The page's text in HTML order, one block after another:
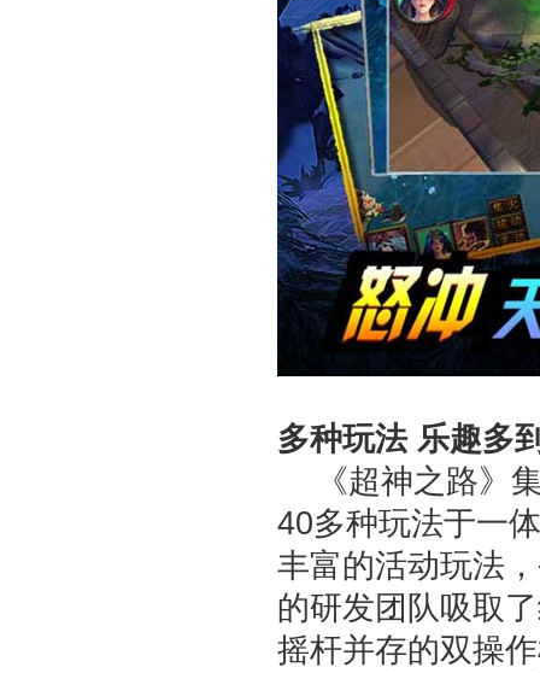
多种玩法 乐趣多
《超神之路》
40多种玩法于一
丰富的活动玩法
的研发团队吸取
摇杆并存的双操